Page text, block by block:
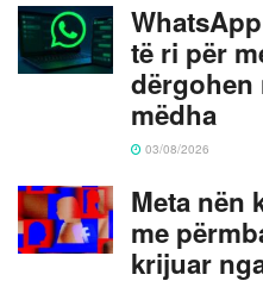
të ri për
dërgohen
mëdha
03/08/2026
Meta nën
me
krijuar